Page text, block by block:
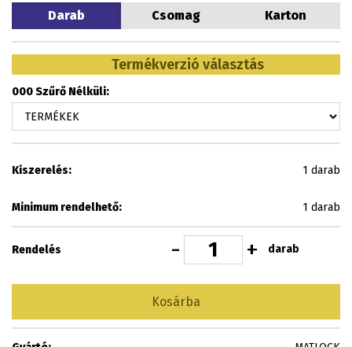
Darab Csomag Karton
Termékverzió választás
000 Szűrő Nélküli:
Kiszerelés: 1 darab
Minimum rendelhető: 1 darab
Rendelés - + darab
Kosárba